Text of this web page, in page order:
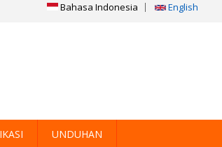
Bahasa Indonesia English
UNDUHAN